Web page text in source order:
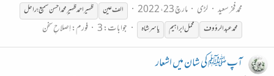
محمد فخر سعید لڑی مارچ 23، 2022 الف عین
ظہیر احمد ظہیر ِمحمداحسن سمیع؛راحل
محمد عبدالرؤوف
محمل ابراہیم یاسرشاہ جوابات: 3 فورم:اِصلاحِ سخن
آپ ﷺ کی شان میں اشعار